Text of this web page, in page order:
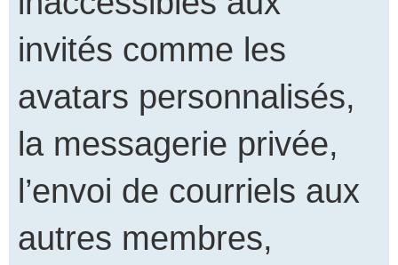
invités comme les
avatars personnalisés,
la messagerie privée,
l’envoi de courriels aux
autres membres,